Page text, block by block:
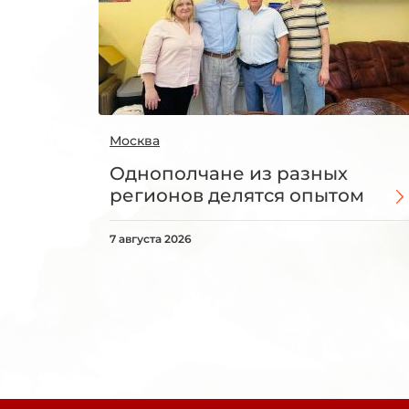
Москва
Однополчане из разных
регионов делятся опытом
7 августа 2026